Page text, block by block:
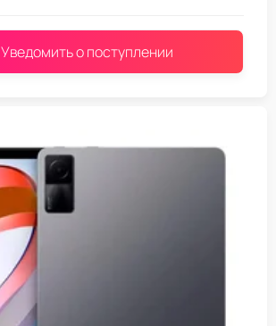
Уведомить о поступлении